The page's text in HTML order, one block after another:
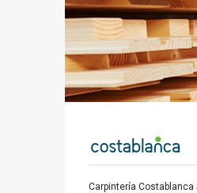
Carpintería Costablanca